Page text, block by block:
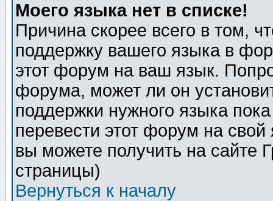
Моего языка нет в списке!
Причина скорее всего в том,
поддержку вашего языка в
этот форум на ваш язык.
форума, может ли он
поддержки нужного языка
перевести этот форум на
вы можете получить на сайте
страницы)
Вернуться к началу